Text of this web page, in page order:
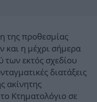
της προθεσμίας
και η μέχρι σήμερα
των εκτός σχεδίου
διατάξεις
ακίνητης
Κτηματολόγιο σε